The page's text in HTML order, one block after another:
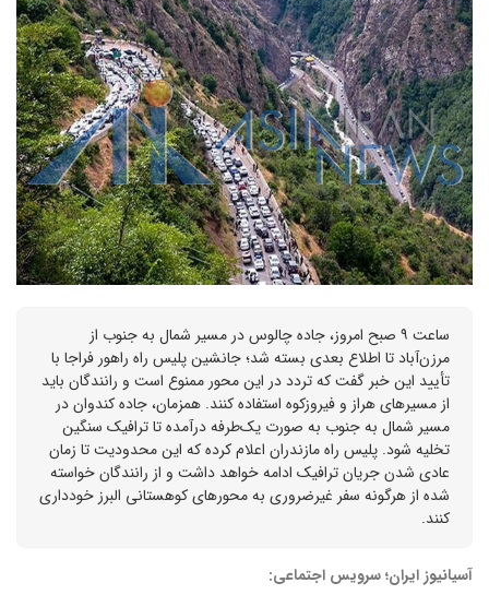
ساعت ۹ صبح امروز، جاده چالوس در مسیر شمال به جنوب از
مرزن‌آباد تا اطلاع بعدی بسته شد؛ جانشین پلیس راه راهور فراجا با
تأیید این خبر گفت که تردد در این محور ممنوع است و رانندگان باید
از مسیرهای هراز و فیروزکوه استفاده کنند. همزمان، جاده کندوان در
مسیر شمال به جنوب به صورت یک‌طرفه درآمده تا ترافیک سنگین
تخلیه شود. پلیس راه مازندران اعلام کرده که این محدودیت تا زمان
عادی شدن جریان ترافیک ادامه خواهد داشت و از رانندگان خواسته
شده از هرگونه سفر غیرضروری به محورهای کوهستانی البرز خودداری
کنند.
آسیانیوز ایران؛ سرویس اجتماعی: